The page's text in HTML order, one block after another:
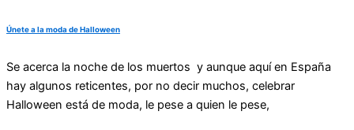
Únete a la moda de Halloween
Se acerca la noche de los muertos y aunque aquí en España
hay algunos reticentes, por no decir muchos, celebrar
Halloween está de moda, le pese a quien le pese,